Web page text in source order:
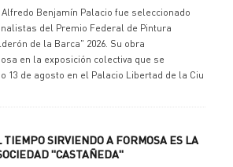
Benjamín Palacio fue seleccionado
del Premio Federal de Pintura
de la Barca" 2026. Su obra
en la exposición colectiva que se
13 de agosto en el Palacio Libertad de la Ciu
SIRVIENDO A FORMOSA ES LA
"CASTAÑEDA"